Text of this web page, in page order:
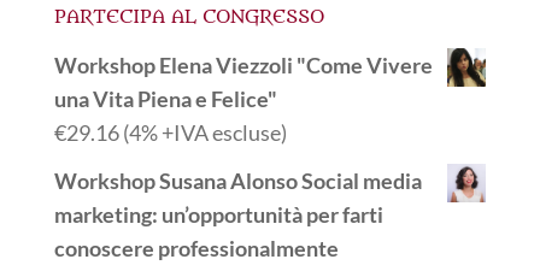
PARTECIPA AL CONGRESSO
Workshop Elena Viezzoli "Come Vivere
una Vita Piena e Felice"
€29.16(4% +IVA escluse)
Workshop Susana Alonso Social media
marketing: un’opportunità per farti
conoscere professionalmente